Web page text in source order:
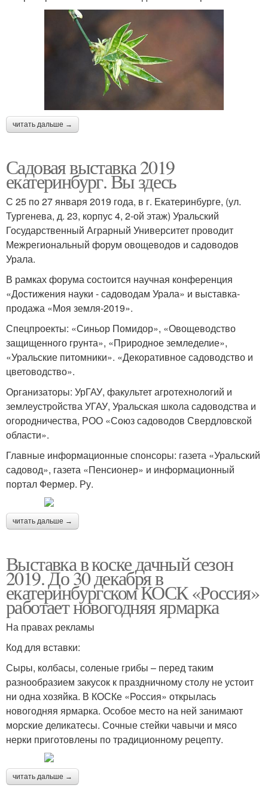
читать дальше →
Садовая выставка 2019
екатеринбург. Вы здесь
С 25 по 27 января 2019 года, в г. Екатеринбурге, (ул.
Тургенева, д. 23, корпус 4, 2-ой этаж) Уральский
Государственный Аграрный Университет проводит
Межрегиональный форум овощеводов и садоводов
Урала.
В рамках форума состоится научная конференция
«Достижения науки - садоводам Урала» и выставка-
продажа «Моя земля-2019».
Спецпроекты: «Синьор Помидор», «Овощеводство
защищенного грунта», «Природное земледелие»,
«Уральские питомники». «Декоративное садоводство и
цветоводство».
Организаторы: УрГАУ, факультет агротехнологий и
землеустройства УГАУ, Уральская школа садоводства и
огородничества, РОО «Союз садоводов Свердловской
области».
Главные информационные спонсоры: газета «Уральский
садовод», газета «Пенсионер» и информационный
портал Фермер. Ру.
читать дальше →
Выставка в коске дачный сезон
2019. До 30 декабря в
екатеринбургском КОСК «Россия»
работает новогодняя ярмарка
На правах рекламы
Код для вставки:
Сыры, колбасы, соленые грибы – перед таким
разнообразием закусок к праздничному столу не устоит
ни одна хозяйка. В КОСКе «Россия» открылась
новогодняя ярмарка. Особое место на ней занимают
морские деликатесы. Сочные стейки чавычи и мясо
нерки приготовлены по традиционному рецепту.
читать дальше →